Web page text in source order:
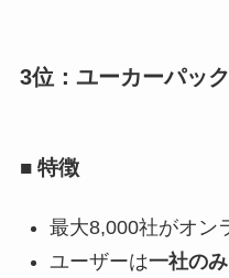
3位：ユーカーパッ
■ 特徴
最大8,000社がオン
ユーザーは一社の